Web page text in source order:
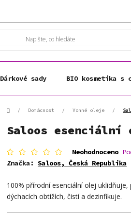
Dárkové sady BIO kosmetika
Domů/ Domácnost / Vonné oleje /
Saloos esenciální
Průměrné
hodnocení
produktu
0,0
z
hvězdiček.
Neohodnoceno
Značka: Saloos, Česká Republika
100% přírodní esenciální olej
dýchacích obtížích, čistí a dezinfikuje.